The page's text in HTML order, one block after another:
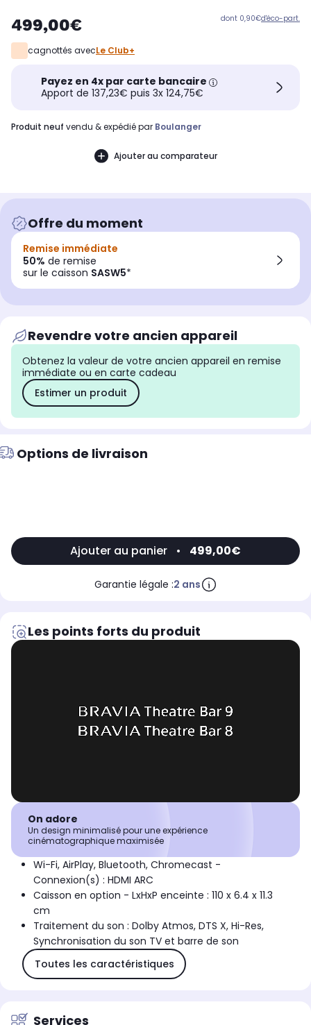
499,00€ dont 0,90€d'éco-part.
cagnottés avecLe Club+
Payez en 4x par carte bancaire
Apport de 137,23€ puis 3x 124,75€
produit neuf vendu & expédié par Boulanger
Ajouter au comparateur
Offre du moment
Remise immédiate
50% de remise
sur le caisson SASW5*
Revendre votre ancien appareil
Obtenez la valeur de votre ancien appareil en remise
immédiate ou en carte cadeau
Estimer un produit
Options de livraison
Ajouter au panier • 499,00€
Garantie légale :2 ans
Les points forts du produit
On adore
Un design minimalisé pour une expérience
cinématographique maximisée
Wi-Fi, AirPlay, Bluetooth, Chromecast -
Connexion(s) : HDMI ARC
Caisson en option - LxHxP enceinte : 110 x 6.4 x 11.3
cm
Traitement du son : Dolby Atmos, DTS X, Hi-Res,
Synchronisation du son TV et barre de son
Toutes les caractéristiques
Services